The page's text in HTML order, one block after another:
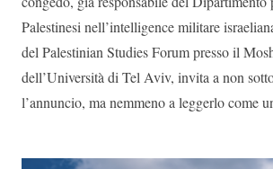
Palestinesi nell’intelligence militare
del Palestinian Studies Forum presso il
dell’Università di Tel Aviv, invita a non
l’annuncio, ma nemmeno a leggerlo come